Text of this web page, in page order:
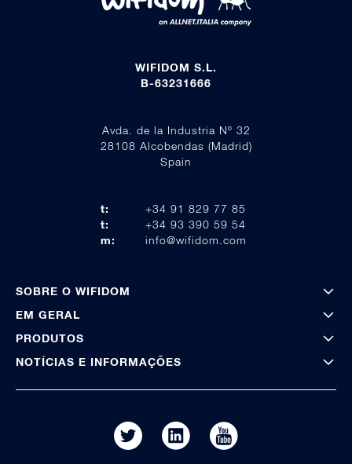
WIFIDOM S.L.
B-63231666
Avda. de la Industria Nº 32
28108 Alcobendas (Madrid)
Spain
t:
+34 91 829 77 85
t:
+34 93 390 59 54
m:
info@wifidom.com
SOBRE O WIFIDOM
EM GERAL
PRODUTOS
NOTÍCIAS E INFORMAÇÕES